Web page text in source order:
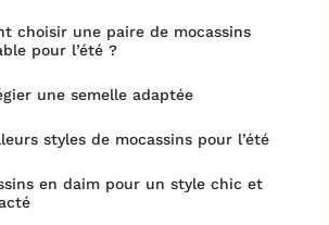
choisir une paire de mocassins
pour l’été ?
une semelle adaptée
styles de mocassins pour l’été
en daim pour un style chic et